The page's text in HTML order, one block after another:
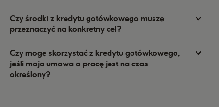
Czy środki z kredytu gotówkowego muszę
przeznaczyć na konkretny cel?
Czy mogę skorzystać z kredytu gotówkowego,
jeśli moja umowa o pracę jest na czas
określony?